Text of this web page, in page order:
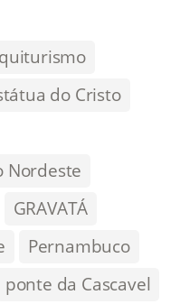
do Cristo
Nordeste
GRAVATÁ
Pernambuco
ponte da Cascavel